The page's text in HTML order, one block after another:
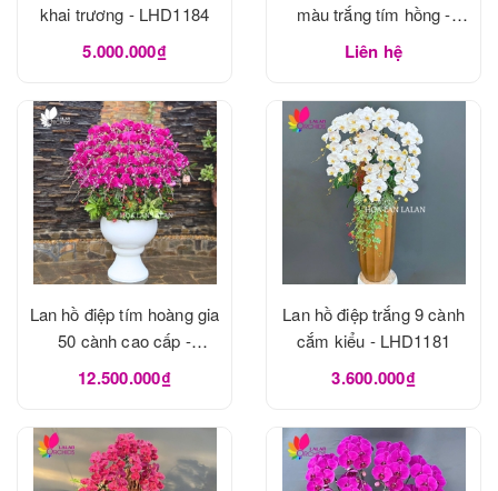
khai trương - LHD1184
5.000.000₫
màu trắng tím hồng -
LHD1183
Liên hệ
Lan hồ điệp tím hoàng gia
50 cành cao cấp -
LHD1182
12.500.000₫
Lan hồ điệp trắng 9 cành
cắm kiểu - LHD1181
3.600.000₫